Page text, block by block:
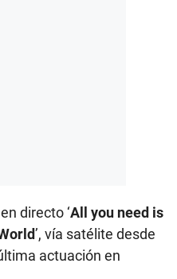
directo ‘All you need is
’, vía satélite desde
actuación en